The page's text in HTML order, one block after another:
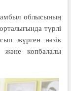
облысының
түрлі
жүрген нәзік
және көпбалалы